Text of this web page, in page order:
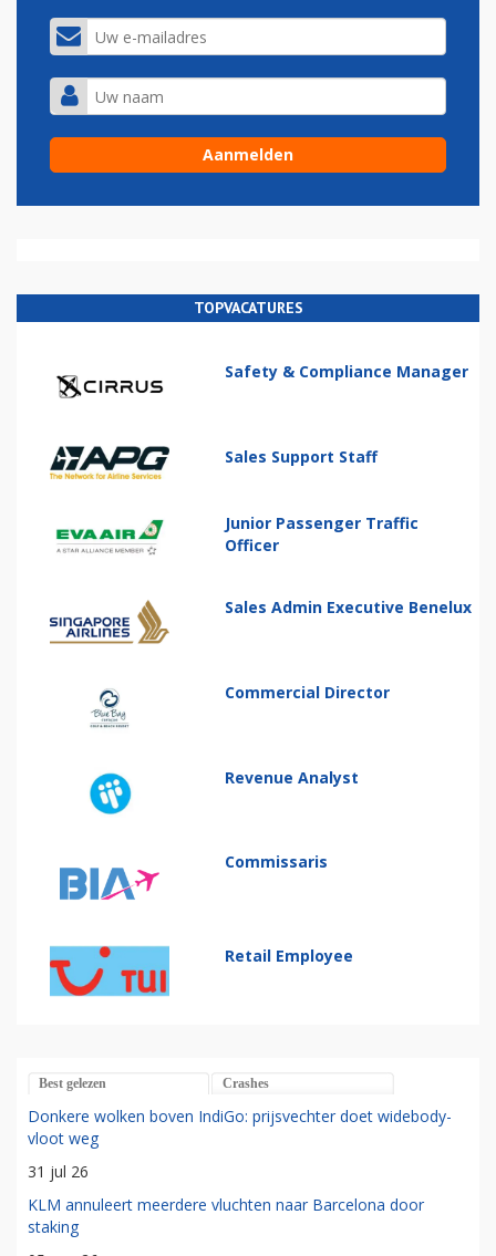
TOPVACATURES
Safety & Compliance Manager
Sales Support Staff
Junior Passenger Traffic
Officer
Sales Admin Executive Benelux
Commercial Director
Revenue Analyst
Commissaris
Retail Employee
Best gelezen Crashes
Donkere wolken boven IndiGo: prijsvechter doet widebody-
vloot weg
31 jul 26
KLM annuleert meerdere vluchten naar Barcelona door
staking